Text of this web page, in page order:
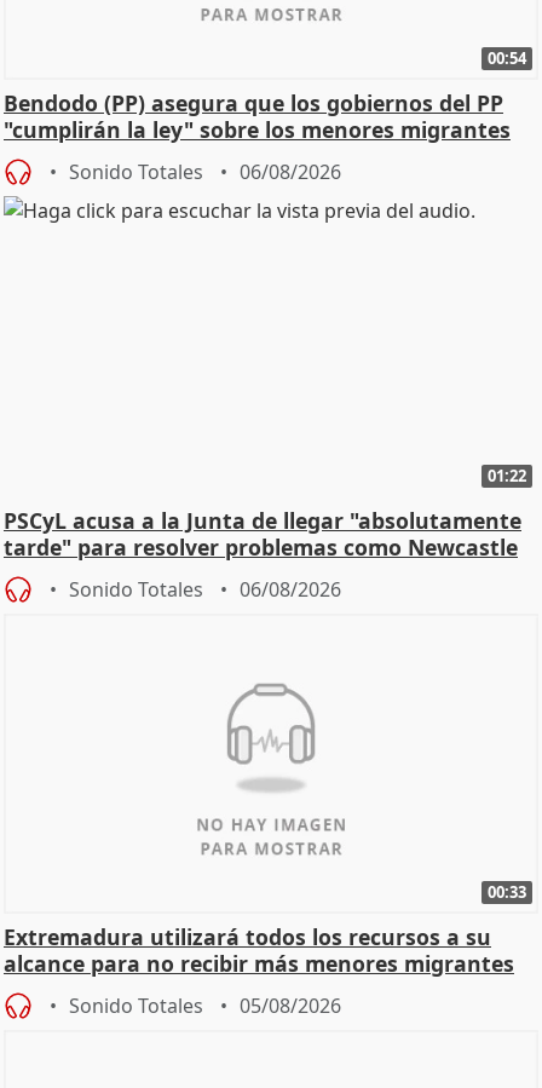
00:54
Bendodo (PP) asegura que los gobiernos del PP
"cumplirán la ley" sobre los menores migrantes
Sonido Totales 06/08/2026
01:22
PSCyL acusa a la Junta de llegar "absolutamente
tarde" para resolver problemas como Newcastle
Sonido Totales 06/08/2026
00:33
Extremadura utilizará todos los recursos a su
alcance para no recibir más menores migrantes
Sonido Totales 05/08/2026